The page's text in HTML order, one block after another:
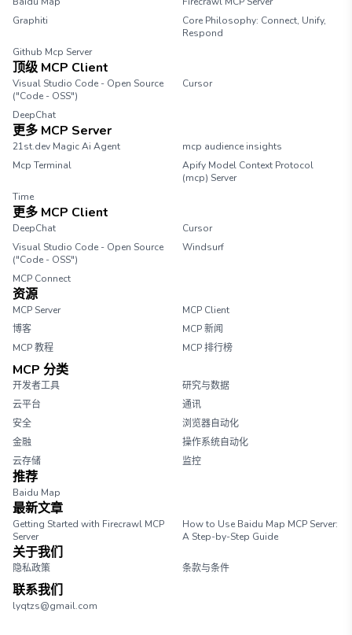
Graphiti
Core Philosophy: Connect, Unify,
Respond
Github Mcp Server
顶级 MCP Client
Visual Studio Code - Open Source
("Code - OSS")
Cursor
DeepChat
更多 MCP Server
21st.dev Magic Ai Agent
mcp audience insights
Mcp Terminal
Apify Model Context Protocol
(mcp) Server
Time
更多 MCP Client
DeepChat
Cursor
Visual Studio Code - Open Source
("Code - OSS")
Windsurf
MCP Connect
资源
MCP Server
MCP Client
博客
MCP 新闻
MCP 教程
MCP 排行榜
MCP 分类
开发者工具
研究与数据
云平台
通讯
安全
浏览器自动化
金融
操作系统自动化
云存储
监控
推荐
Baidu Map
最新文章
Getting Started with Firecrawl MCP
Server
How to Use Baidu Map MCP Server:
A Step-by-Step Guide
关于我们
隐私政策 条款与条件
联系我们
lyqtzs@gmail.com